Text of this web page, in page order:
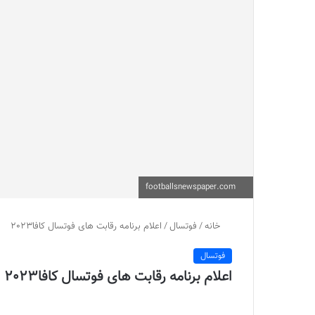
خانه/ فوتسال/ اعلام برنامه رقابت های فوتسال کافا2023
فوتسال
اعلام برنامه رقابت های فوتسال کافا2023